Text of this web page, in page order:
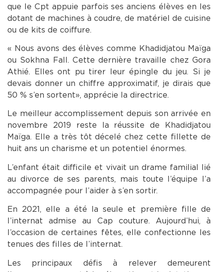
que le Cpt appuie parfois ses anciens élèves en les
dotant de machines à coudre, de matériel de cuisine
ou de kits de coiffure.
« Nous avons des élèves comme Khadidjatou Maïga
ou Sokhna Fall. Cette dernière travaille chez Gora
Athié. Elles ont pu tirer leur épingle du jeu. Si je
devais donner un chiffre approximatif, je dirais que
50 % s’en sortent», apprécie la directrice.
Le meilleur accomplissement depuis son arrivée en
novembre 2019 reste la réussite de Khadidjatou
Maïga. Elle a très tôt décelé chez cette fillette de
huit ans un charisme et un potentiel énormes.
L’enfant était difficile et vivait un drame familial lié
au divorce de ses parents, mais toute l’équipe l’a
accompagnée pour l’aider à s’en sortir.
En 2021, elle a été la seule et première fille de
l’internat admise au Cap couture. Aujourd’hui, à
l’occasion de certaines fêtes, elle confectionne les
tenues des filles de l’internat.
Les principaux défis à relever demeurent